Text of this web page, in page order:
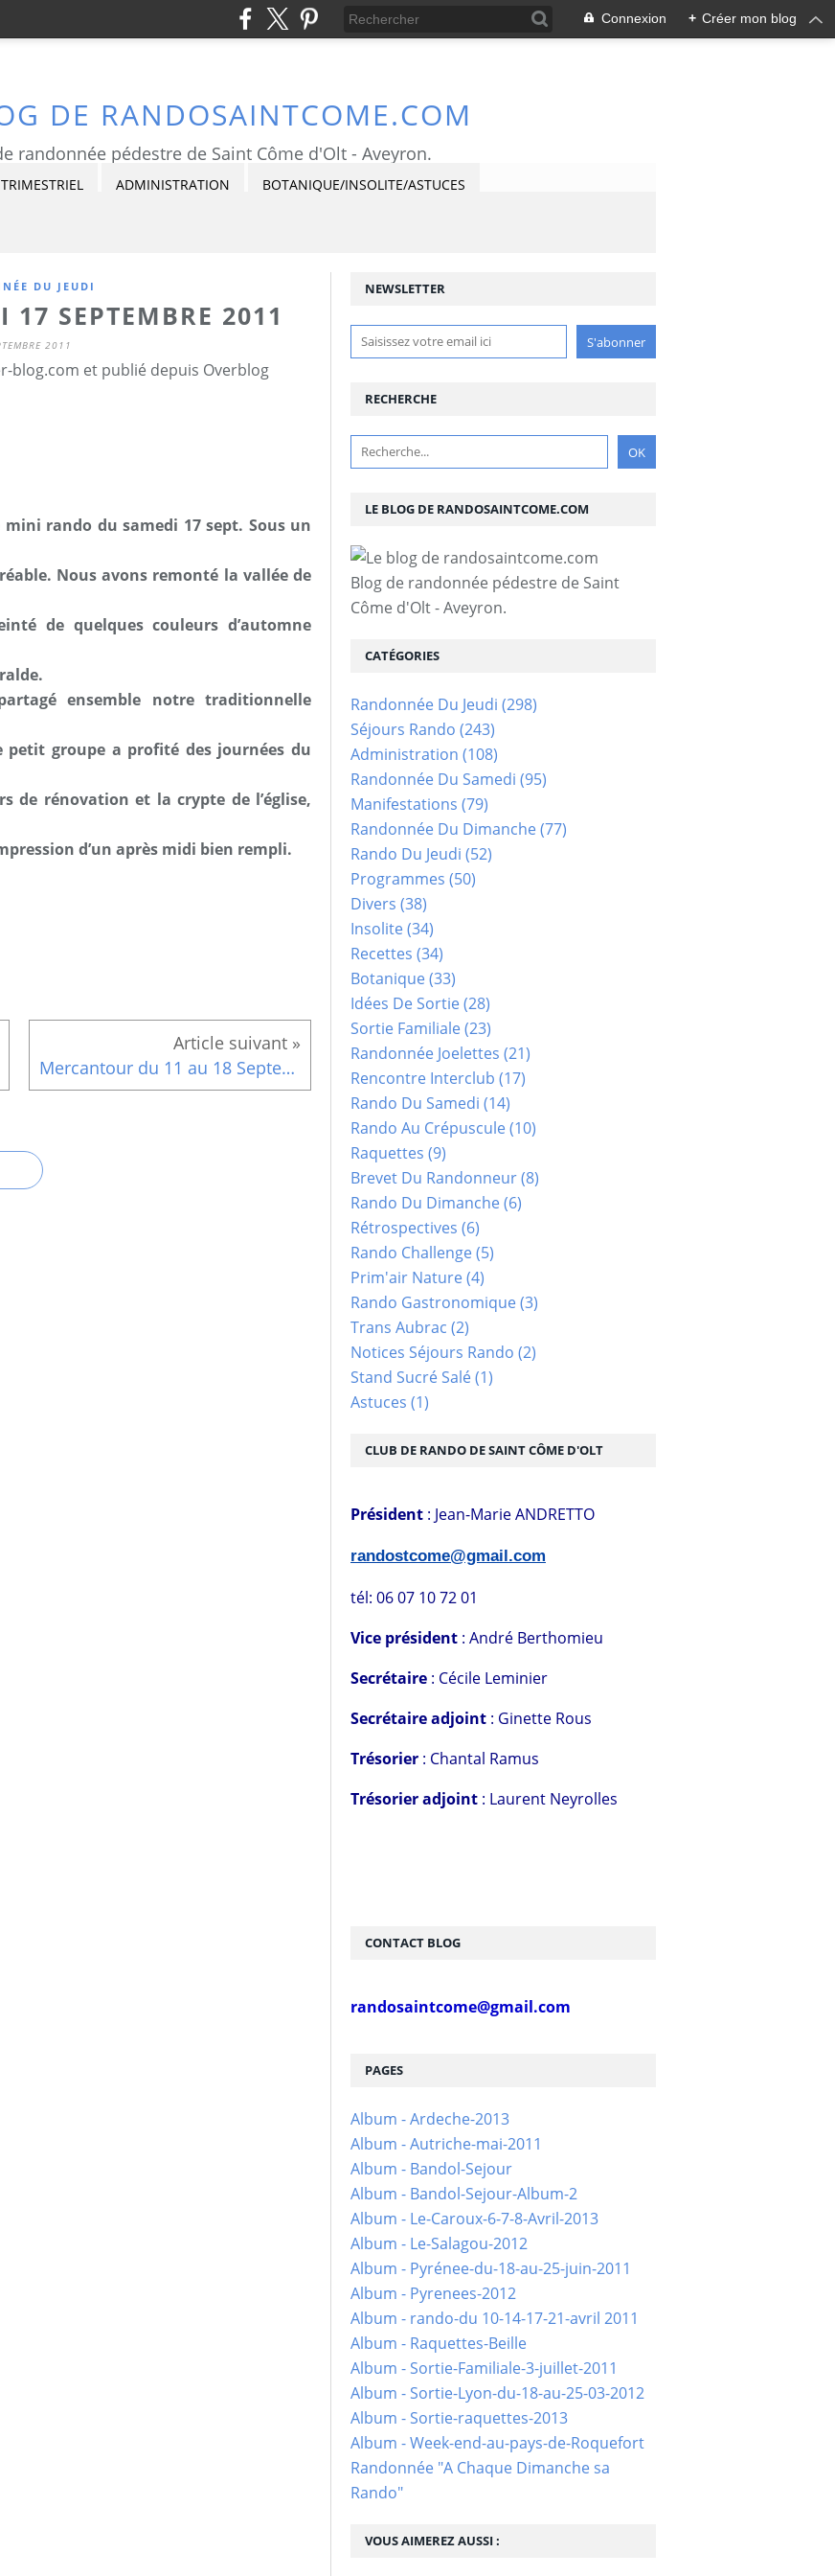
Connexion + Créer mon blog
DE RANDOSAINTCOME.COM
randonnée pédestre de Saint Côme d'Olt - Aveyron.
ADMINISTRATION BOTANIQUE/INSOLITE/ASTUCES
DU JEUDI
17 SEPTEMBRE 2011
2011
blog.com et publié depuis Overblog
rando du samedi 17 sept. Sous un
Nous avons remonté la vallée de
de quelques couleurs d’automne
ensemble notre traditionnelle
groupe a profité des journées du
de rénovation et la crypte de l’église,
d’un après midi bien rempli.
Mercantour du 11 au 18 Septembre 2011
NEWSLETTER
RECHERCHE
LE BLOG DE RANDOSAINTCOME.COM
Blog de randonnée pédestre de Saint
Côme d'Olt - Aveyron.
VOUS AIMEREZ AUSSI :
PAGES
Album - Ardeche-2013
Album - Autriche-mai-2011
Album - Bandol-Sejour
Album - Bandol-Sejour-Album-2
Album - Le-Caroux-6-7-8-Avril-2013
Album - Le-Salagou-2012
Album - Pyrénee-du-18-au-25-juin-2011
Album - Pyrenees-2012
Album - rando-du 10-14-17-21-avril 2011
Album - Raquettes-Beille
Album - Sortie-Familiale-3-juillet-2011
Album - Sortie-Lyon-du-18-au-25-03-2012
Album - Sortie-raquettes-2013
Album - Week-end-au-pays-de-Roquefort
Randonnée "A Chaque Dimanche sa
Rando"
CATÉGORIES
Randonnée Du Jeudi (298)
Séjours Rando (243)
Administration (108)
Randonnée Du Samedi (95)
Manifestations (79)
Randonnée Du Dimanche(77)
Rando Du Jeudi (52)
Programmes (50)
Divers (38)
Insolite(34)
Recettes (34)
Botanique(33)
Idées De Sortie(28)
Sortie Familiale(23)
Randonnée Joelettes (21)
Rencontre Interclub (17)
Rando Du Samedi (14)
Rando Au Crépuscule(10)
Raquettes (9)
Brevet Du Randonneur(8)
Rando Du Dimanche(6)
Rétrospectives (6)
Rando Challenge(5)
Prim'air Nature(4)
Rando Gastronomique(3)
Trans Aubrac (2)
Notices Séjours Rando (2)
Stand Sucré Salé(1)
Astuces (1)
CLUB DE RANDO DE SAINT CÔME D'OLT
Président : Jean-Marie ANDRETTO
randostcome@gmail.com
tél: 06 07 10 72 01
Vice président : André Berthomieu
Secrétaire : Cécile Leminier
Secrétaire adjoint : Ginette Rous
Trésorier : Chantal Ramus
Trésorier adjoint : Laurent Neyrolles
CONTACT BLOG
randosaintcome@gmail.com